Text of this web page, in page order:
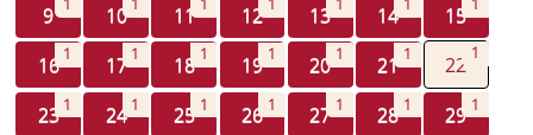
9 1 10 1 11 1 12 1 13 1 14 1 15 1
16 1 17 1 18 1 19 1 20 1 21 1 22 1
23 1 24 1 25 1 26 1 27 1 28 1 29 1